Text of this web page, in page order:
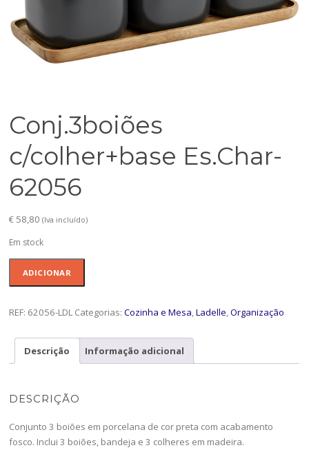
Conj.3boiões
c/colher+base Es.Char-
62056
€ 58,80 (Iva incluído)
Em stock
c/colher+base
62056
ADICIONAR
REF: 62056-LDL Categorias:Cozinha e Mesa,Ladelle,Organização
Descrição Informação adicional
DESCRIÇÃO
Conjunto 3 boiões em porcelana de cor preta com acabamento
fosco. Inclui 3 boiões, bandeja e 3 colheres em madeira.